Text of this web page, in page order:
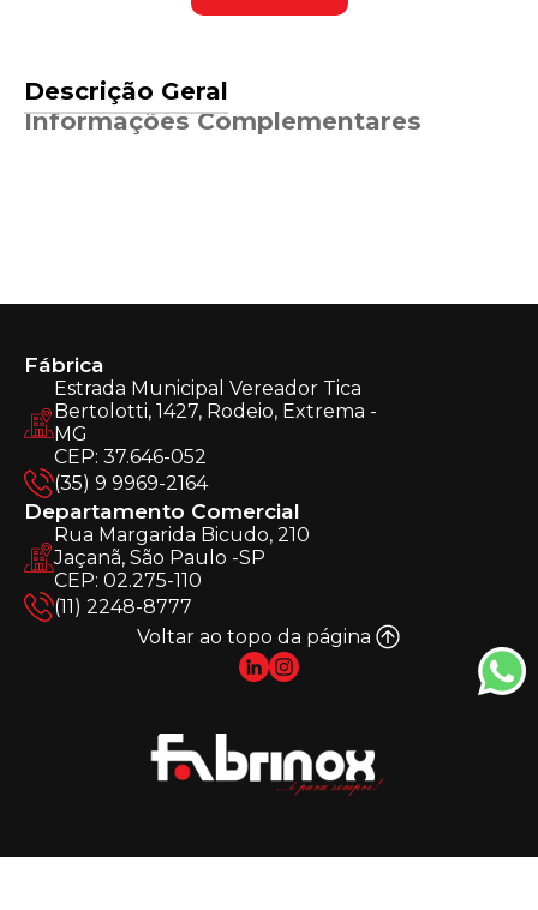
Descrição Geral
Informações Complementares
Fábrica
Estrada Municipal Vereador Tica
Bertolotti, 1427, Rodeio, Extrema -
MG
CEP: 37.646-052
(35) 9 9969-2164
Departamento Comercial
Rua Margarida Bicudo, 210
Jaçanã, São Paulo -SP
CEP: 02.275-110
(11) 2248-8777
Voltar ao topo da página